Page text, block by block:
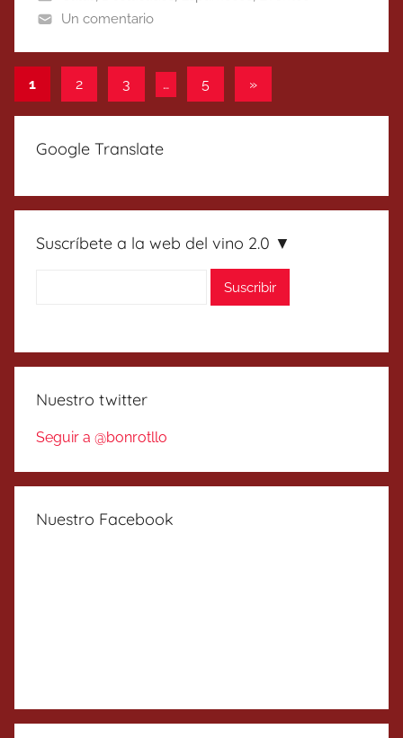
Un comentario
Paginación
de
entradas
1 2 3 … 5
Entradas
»
Google Translate
Suscríbete a la web del vino 2.0 ▼
Nuestro twitter
Seguir a @bonrotllo
Nuestro Facebook